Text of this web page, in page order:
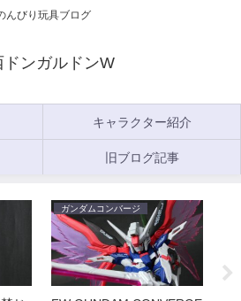
んびり玩具ブログ
ドンガルドンW
キャラクター紹介
旧ブログ記事
ガンダムコンバージ